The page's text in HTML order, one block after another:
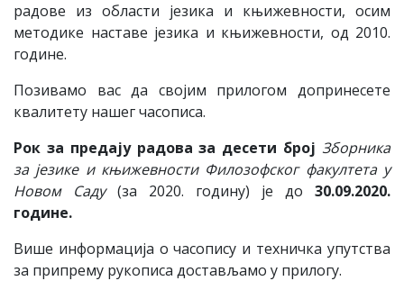
радове из области језика и књижевности, осим
методике наставе језика и књижевности, од 2010.
године.
Позивамо вас да својим прилогом допринесете
квалитету нашег часописа.
Рок за предају радова за десети број Зборника
за језике и књижевности Филозофског факултета у
Новом Саду (за 2020. годину) је до 30.09.2020.
године.
Више информација о часопису и техничка упутства
за припрему рукописа достављамо у прилогу.